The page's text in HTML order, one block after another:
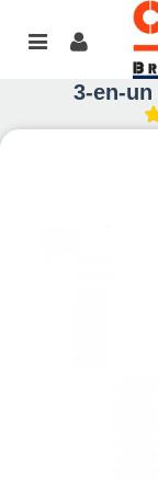
3-en-un